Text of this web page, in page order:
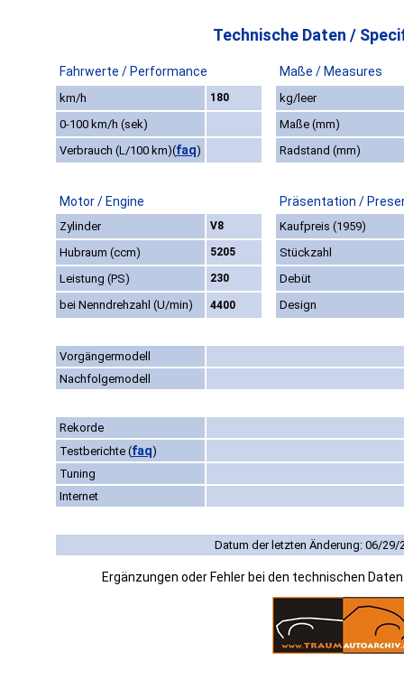
Technische Daten /
Fahrwerte / Performance Maße / Measures
km/h 180
kg/leer
0-100 km/h (sek)
Maße (mm)
Verbrauch (L/100 km)(faq) Radstand (mm)
Motor / Engine Präsentation /
Zylinder V8
Kaufpreis (1959)
Hubraum (ccm)
5205
Stückzahl
Leistung (PS)
230
Debüt
bei Nenndrehzahl (U/min)
4400 Design
Vorgängermodell
Nachfolgemodell
Rekorde
Testberichte (faq)
Tuning
Internet
Datum der letzten Änderung: 06/29/
Ergänzungen oder Fehler bei den technischen